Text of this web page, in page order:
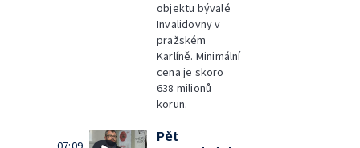
objektu bývalé
Invalidovny v
pražském
Karlíně. Minimální
cena je skoro
638 milionů
korun.
Pět